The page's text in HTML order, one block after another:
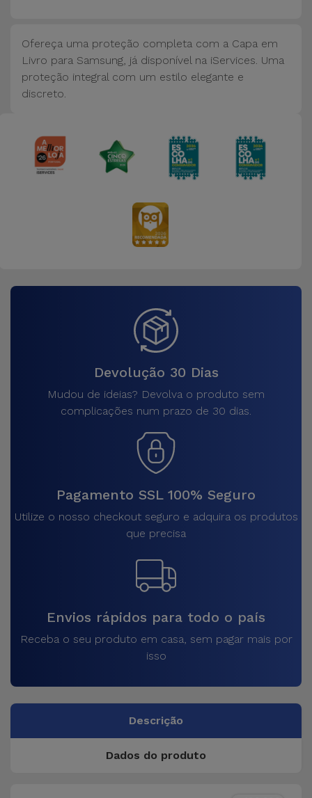
Acessórios
de
Computador
Tablet
Ofereça uma proteção completa com a Capa em
Livro para Samsung, já disponível na iServices. Uma
proteção integral com um estilo elegante e
discreto.
Devolução 30 Dias
Mudou de ideias? Devolva o produto sem
complicações num prazo de 30 dias.
Pagamento SSL 100% Seguro
Utilize o nosso checkout seguro e adquira os produtos
que precisa
Envios rápidos para todo o país
Receba o seu produto em casa, sem pagar mais por
isso
Descrição
Dados do produto